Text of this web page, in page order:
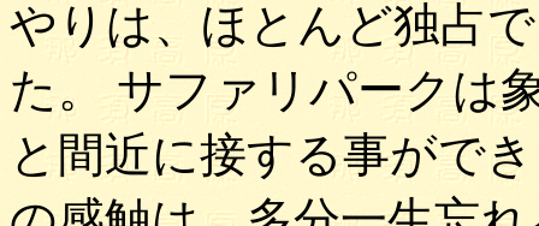
やりは、ほとんど独占
た。 サファリパークは
と間近に接する事がで